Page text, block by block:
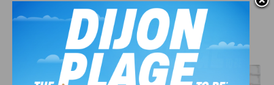
décédée ce mardi à l’âge de 73 ans.
J'AIME LE DFCO